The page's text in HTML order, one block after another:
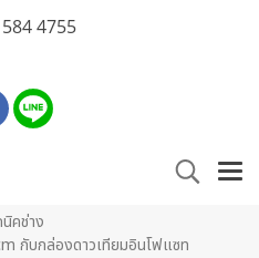
4755
นิคช่าง
กับกล่องดาวเทียมอินโฟแซท